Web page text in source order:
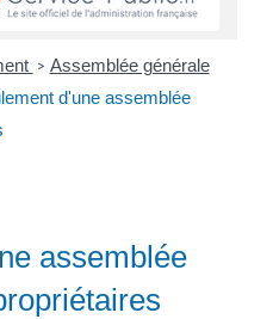
> Assemblée générale
d'une assemblée
assemblée